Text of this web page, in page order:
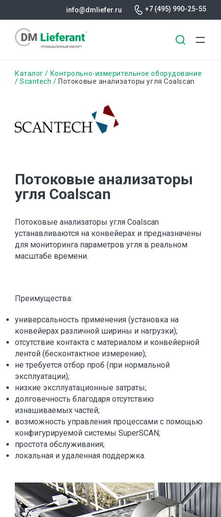
info@dmliefer.ru +7 (495) 990-25-55
Строка
Каталог
Контрольно-измерительное оборудование
Scantech
Потоковые анализаторы угля Coalscan
Потоковые анализаторы
угля Coalscan
Потоковые анализаторы угля Coalscan
устанавливаются на конвейерах и предназначены
для мониторинга параметров угля в реальном
масштабе времени.
Преимущества:
универсальность применения (установка на
конвейерах различной ширины и нагрузки);
отсутствие контакта с материалом и конвейерной
лентой (бесконтактное измерение);
не требуется отбор проб (при нормальной
эксплуатации);
низкие эксплуатационные затраты;
долговечность благодаря отсутствию
изнашиваемых частей;
возможность управления процессами с помощью
конфигурируемой системы SuperSCAN;
простота обслуживания;
локальная и удаленная поддержка.